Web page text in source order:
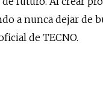
a nunca dejar de
de TECNO.